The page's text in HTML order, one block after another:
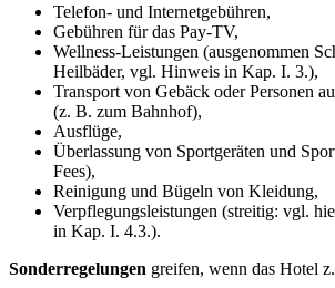
Telefon- und Internetgebühren,
Gebühren für das Pay-TV,
Wellness-Leistungen (ausgenommen
Heilbäder, vgl. Hinweis in Kap. I. 3.),
Transport von Gebäck oder Personen
(z. B. zum Bahnhof),
Ausflüge,
Überlassung von Sportgeräten und
Fees),
Reinigung und Bügeln von Kleidung,
Verpflegungsleistungen (streitig: vgl.
in Kap. I. 4.3.).
Sonderregelungen greifen, wenn das Hotel